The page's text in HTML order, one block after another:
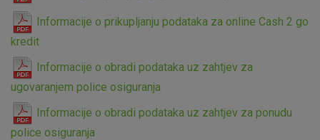
Informacije o prikupljanju podataka za online Cash 2 go
kredit
Informacije o obradi podataka uz zahtjev za
ugovaranjem police osiguranja
Informacije o obradi podataka uz zahtjev za ponudu
police osiguranja